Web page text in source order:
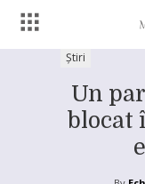
Știri
Un
blocat